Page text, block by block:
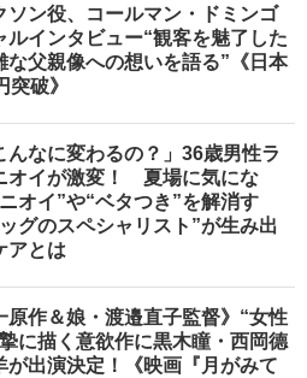
ソン役、コールマン・ドミンゴ
ルインタビュー“観客を魅了した
な父親像への想いを語る”《日本
突破》
んなに変わるの？」36歳男性ラ
オイが激変！ 夏場に気にな
オイ”や“ベタつき”を解消す
グのスペシャリスト”が生み出
アとは
原作＆娘・渡邉直子監督》“女性
に描く意欲作に黒木瞳・西岡德
が出演決定！《映画『月がみて